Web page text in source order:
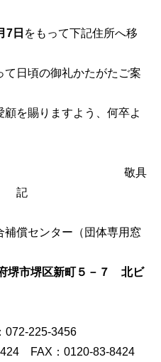
7日 をもって下記住所へ移
て日頃の御礼かたがたご案
を賜りますよう、何卒よ
敬具
償センター（団体専用窓
市堺区新町５－７ 北ビ
225-3456
FAX：0120-83-8424